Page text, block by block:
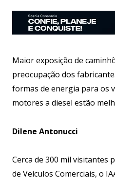
Maior exposição de
preocupação dos
formas de energia para os
motores a diesel estão
Dilene Antonucci
Cerca de 300 mil visitantes
de Veículos Comerciais, o